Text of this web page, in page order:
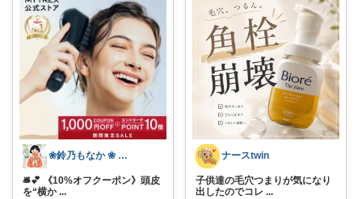
❀鈴乃もなか ❀ 穏やかさを大切に
🛎️💕 《10%オフクーポン》頭皮
を“横か ...
ナースtwin
子供達の毛穴つまりが気になり
出したのでコレ ...